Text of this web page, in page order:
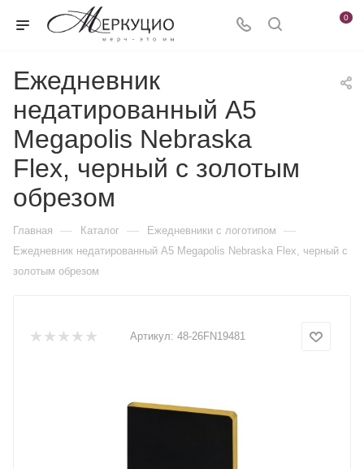
0
Ежедневник
недатированный А5
Megapolis Nebraska
Flex, черный с золотым
обрезом
Главная — Каталог — Ежедневники c логотипом —
Ежедневник недатированный А5 Megapolis Nebraska Flex, черный с
золотым обрезом
Артикул: 48-26FN19481